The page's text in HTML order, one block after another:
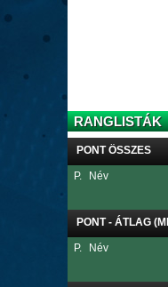
RANGLISTÁK
PONT ÖSSZES
P. Név
PONT - ÁTLAG
P. Név